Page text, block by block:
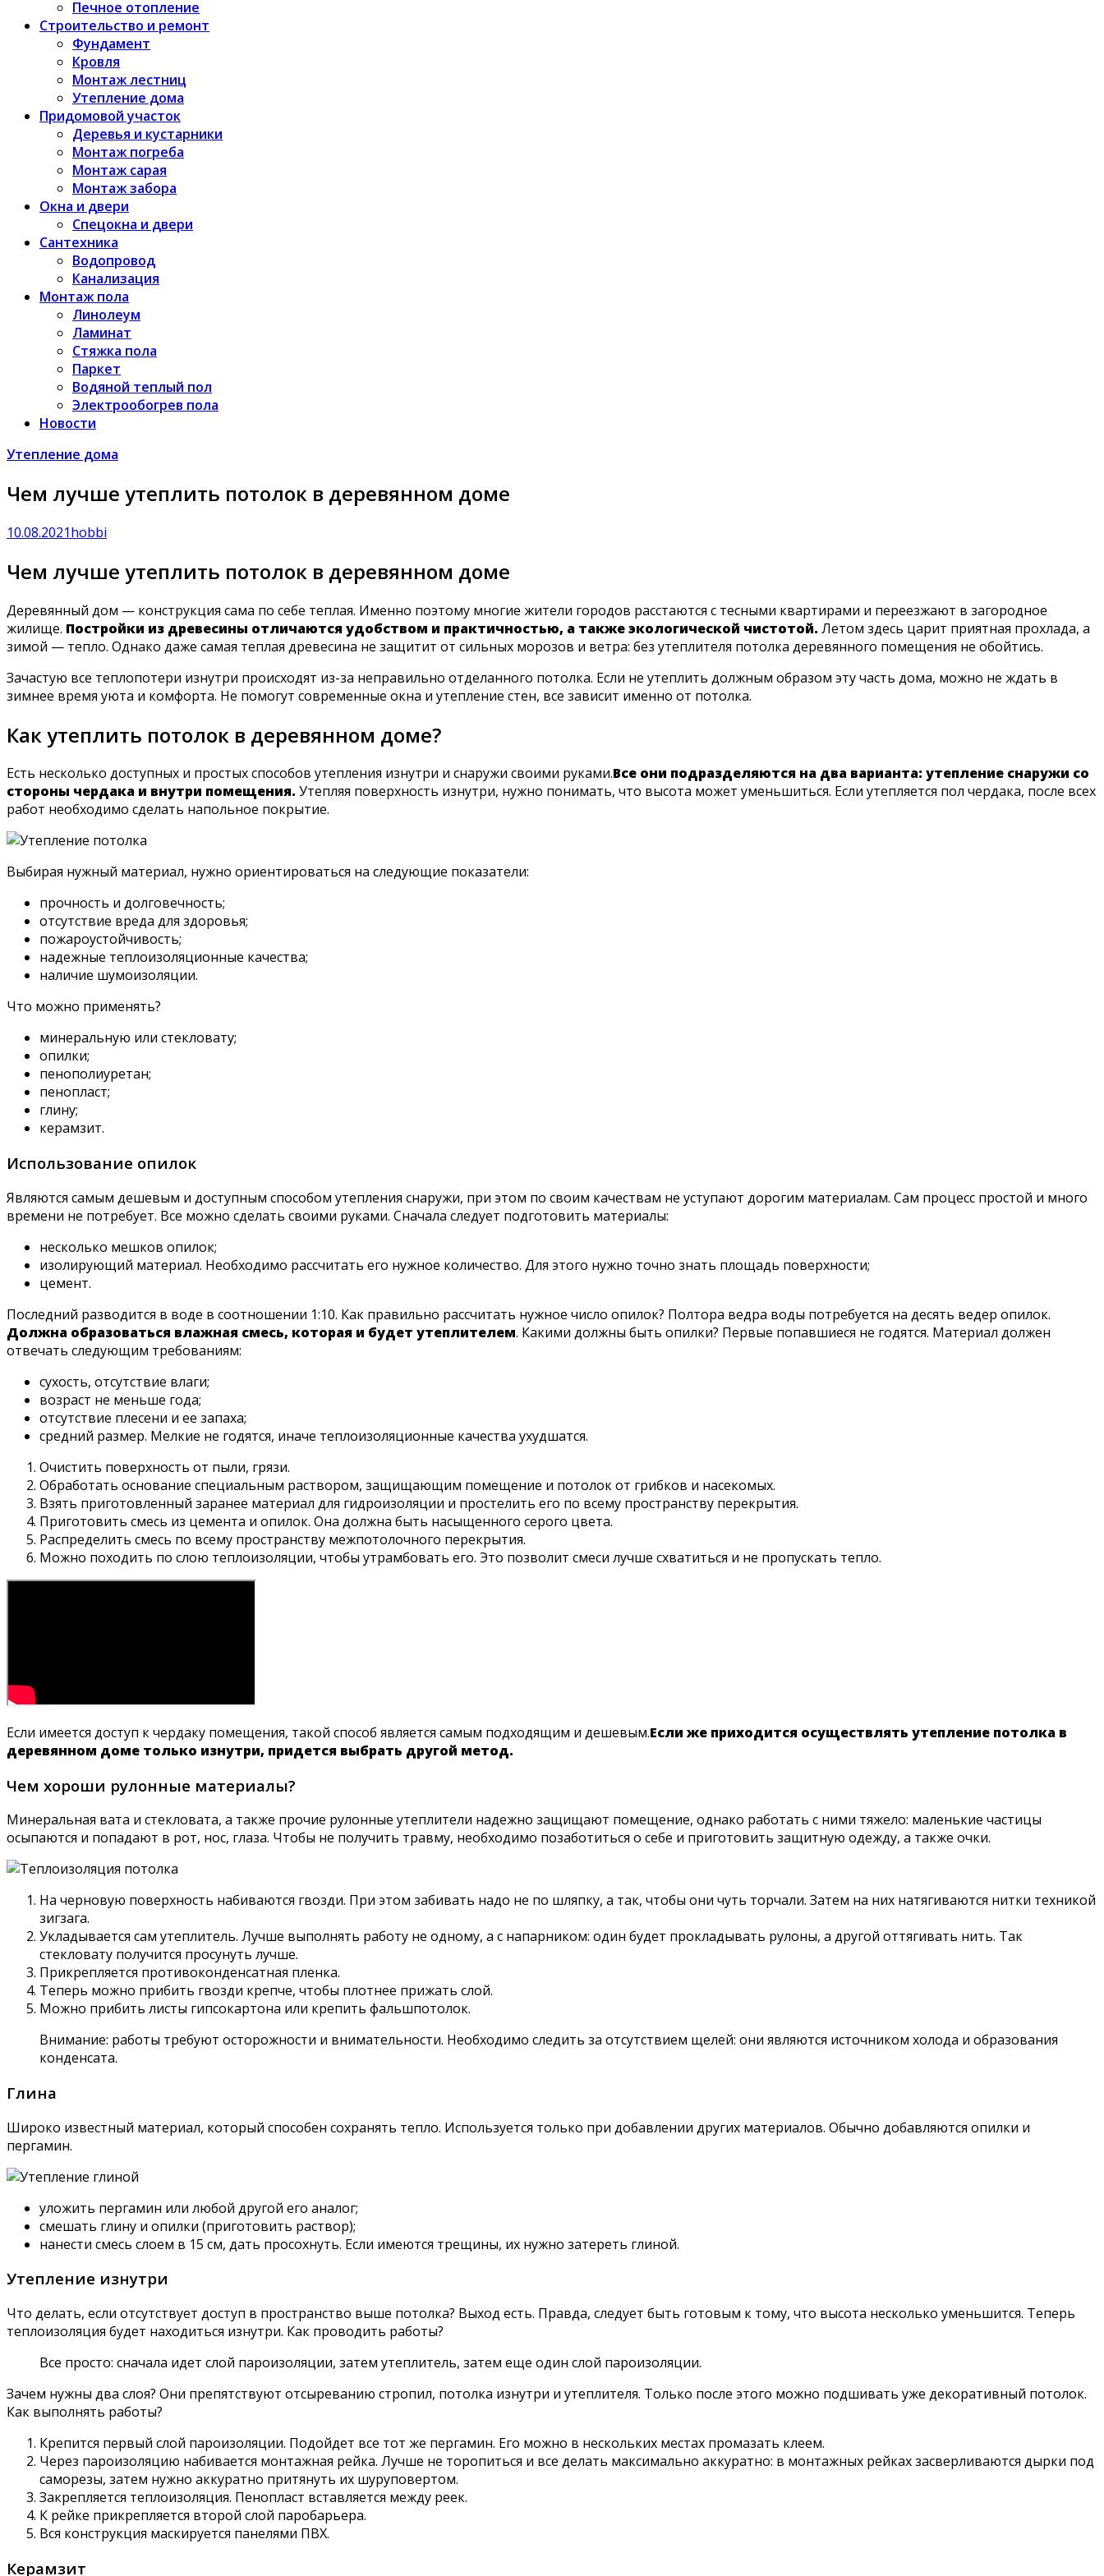
Печное отопление
Строительство и ремонт
Фундамент
Кровля
Монтаж лестниц
Утепление дома
Придомовой участок
Деревья и кустарники
Монтаж погреба
Монтаж сарая
Монтаж забора
Окна и двери
Спецокна и двери
Сантехника
Водопровод
Канализация
Монтаж пола
Линолеум
Ламинат
Стяжка пола
Паркет
Водяной теплый пол
Электрообогрев пола
Новости
Утепление дома
Чем лучше утеплить потолок в деревянном доме
10.08.2021hobbi
Чем лучше утеплить потолок в деревянном доме
Деревянный дом — конструкция сама по себе теплая. Именно поэтому многие жители городов расстаются с тесными квартирами и переезжают в загородное
жилище. Постройки из древесины отличаются удобством и практичностью, а также экологической чистотой. Летом здесь царит приятная прохлада, а
зимой — тепло. Однако даже самая теплая древесина не защитит от сильных морозов и ветра: без утеплителя потолка деревянного помещения не обойтись.
Зачастую все теплопотери изнутри происходят из-за неправильно отделанного потолка. Если не утеплить должным образом эту часть дома, можно не ждать в
зимнее время уюта и комфорта. Не помогут современные окна и утепление стен, все зависит именно от потолка.
Как утеплить потолок в деревянном доме?
Есть несколько доступных и простых способов утепления изнутри и снаружи своими руками.Все они подразделяются на два варианта: утепление снаружи со
стороны чердака и внутри помещения. Утепляя поверхность изнутри, нужно понимать, что высота может уменьшиться. Если утепляется пол чердака, после всех
работ необходимо сделать напольное покрытие.
Выбирая нужный материал, нужно ориентироваться на следующие показатели:
прочность и долговечность;
отсутствие вреда для здоровья;
пожароустойчивость;
надежные теплоизоляционные качества;
наличие шумоизоляции.
Что можно применять?
минеральную или стекловату;
опилки;
пенополиуретан;
пенопласт;
глину;
керамзит.
Использование опилок
Являются самым дешевым и доступным способом утепления снаружи, при этом по своим качествам не уступают дорогим материалам. Сам процесс простой и много
времени не потребует. Все можно сделать своими руками. Сначала следует подготовить материалы:
несколько мешков опилок;
изолирующий материал. Необходимо рассчитать его нужное количество. Для этого нужно точно знать площадь поверхности;
цемент.
Последний разводится в воде в соотношении 1:10. Как правильно рассчитать нужное число опилок? Полтора ведра воды потребуется на десять ведер опилок.
Должна образоваться влажная смесь, которая и будет утеплителем. Какими должны быть опилки? Первые попавшиеся не годятся. Материал должен
отвечать следующим требованиям:
сухость, отсутствие влаги;
возраст не меньше года;
отсутствие плесени и ее запаха;
средний размер. Мелкие не годятся, иначе теплоизоляционные качества ухудшатся.
Очистить поверхность от пыли, грязи.
Обработать основание специальным раствором, защищающим помещение и потолок от грибков и насекомых.
Взять приготовленный заранее материал для гидроизоляции и простелить его по всему пространству перекрытия.
Приготовить смесь из цемента и опилок. Она должна быть насыщенного серого цвета.
Распределить смесь по всему пространству межпотолочного перекрытия.
Можно походить по слою теплоизоляции, чтобы утрамбовать его. Это позволит смеси лучше схватиться и не пропускать тепло.
Если имеется доступ к чердаку помещения, такой способ является самым подходящим и дешевым.Если же приходится осуществлять утепление потолка в
деревянном доме только изнутри, придется выбрать другой метод.
Чем хороши рулонные материалы?
Минеральная вата и стекловата, а также прочие рулонные утеплители надежно защищают помещение, однако работать с ними тяжело: маленькие частицы
осыпаются и попадают в рот, нос, глаза. Чтобы не получить травму, необходимо позаботиться о себе и приготовить защитную одежду, а также очки.
На черновую поверхность набиваются гвозди. При этом забивать надо не по шляпку, а так, чтобы они чуть торчали. Затем на них натягиваются нитки техникой
зигзага.
Укладывается сам утеплитель. Лучше выполнять работу не одному, а с напарником: один будет прокладывать рулоны, а другой оттягивать нить. Так
стекловату получится просунуть лучше.
Прикрепляется противоконденсатная пленка.
Теперь можно прибить гвозди крепче, чтобы плотнее прижать слой.
Можно прибить листы гипсокартона или крепить фальшпотолок.
Внимание: работы требуют осторожности и внимательности. Необходимо следить за отсутствием щелей: они являются источником холода и образования
конденсата.
Глина
Широко известный материал, который способен сохранять тепло. Используется только при добавлении других материалов. Обычно добавляются опилки и
пергамин.
уложить пергамин или любой другой его аналог;
смешать глину и опилки (приготовить раствор);
нанести смесь слоем в 15 см, дать просохнуть. Если имеются трещины, их нужно затереть глиной.
Утепление изнутри
Что делать, если отсутствует доступ в пространство выше потолка? Выход есть. Правда, следует быть готовым к тому, что высота несколько уменьшится. Теперь
теплоизоляция будет находиться изнутри. Как проводить работы?
Все просто: сначала идет слой пароизоляции, затем утеплитель, затем еще один слой пароизоляции.
Зачем нужны два слоя? Они препятствуют отсыреванию стропил, потолка изнутри и утеплителя. Только после этого можно подшивать уже декоративный потолок.
Как выполнять работы?
Крепится первый слой пароизоляции. Подойдет все тот же пергамин. Его можно в нескольких местах промазать клеем.
Через пароизоляцию набивается монтажная рейка. Лучше не торопиться и все делать максимально аккуратно: в монтажных рейках засверливаются дырки под
саморезы, затем нужно аккуратно притянуть их шуруповертом.
Закрепляется теплоизоляция. Пенопласт вставляется между реек.
К рейке прикрепляется второй слой паробарьера.
Вся конструкция маскируется панелями ПВХ.
Керамзит